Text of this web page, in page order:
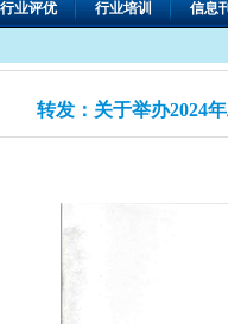
行业评优 行业培训 信息
转发：关于举办2024